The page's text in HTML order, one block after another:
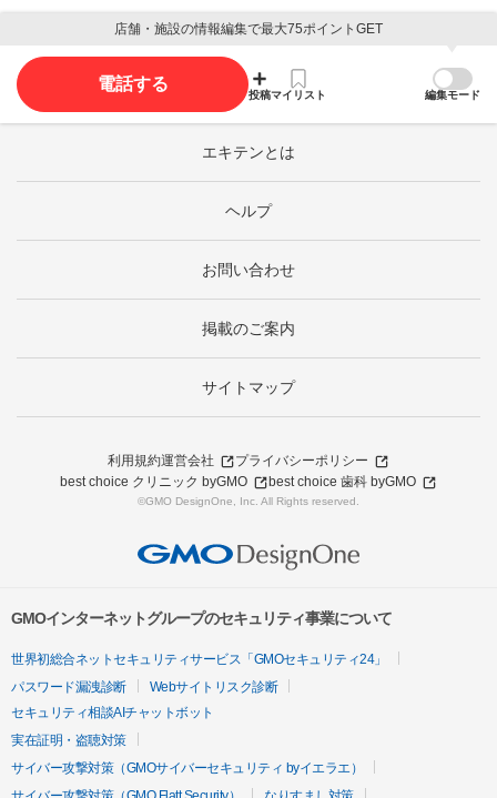
店舗・施設の情報編集で最大75ポイントGET
電話する
投稿マイリスト 編集モード
エキテンとは
ヘルプ
お問い合わせ
掲載のご案内
サイトマップ
利用規約運営会社
プライバシーポリシー
best choice クリニック byGMO
best choice 歯科 byGMO
©GMO DesignOne, Inc. All Rights reserved.
GMOインターネットグループのセキュリティ事業について
世界初総合ネットセキュリティサービス「GMOセキュリティ24」
パスワード漏洩診断
Webサイトリスク診断
セキュリティ相談AIチャットボット
実在証明・盗聴対策
サイバー攻撃対策（GMOサイバーセキュリティ byイエラエ）